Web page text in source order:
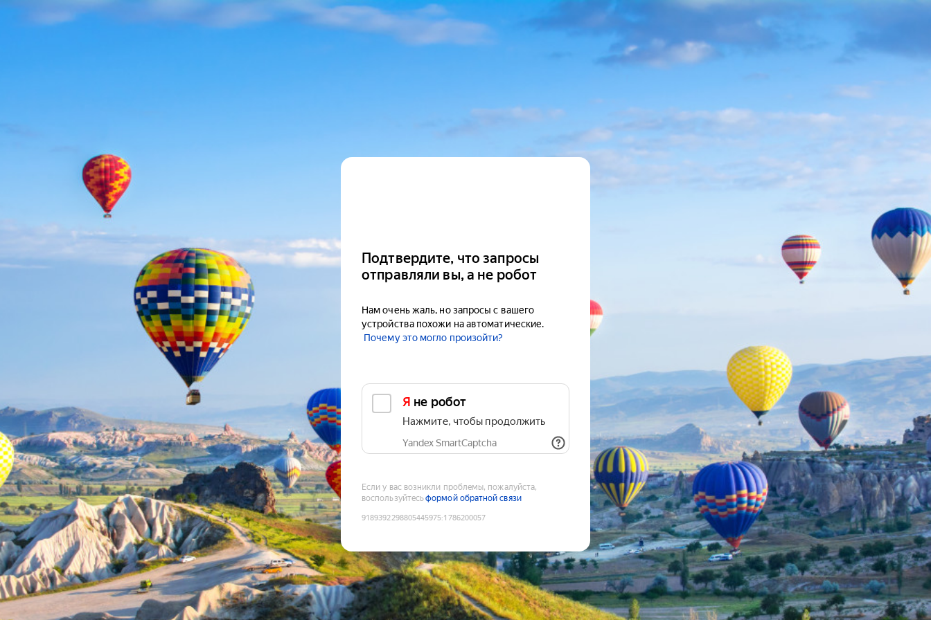
Подтвердите, что запросы
отправляли вы, а не робот
Нам очень жаль, но запросы с вашего
устройства похожи на автоматические.
Почему это могло произойти?
Я не робот
Нажмите, чтобы продолжить
Yandex SmartCaptcha
Если у вас возникли проблемы, пожалуйста,
воспользуйтесьформой обратной связи
9189392298805445975:1786200057